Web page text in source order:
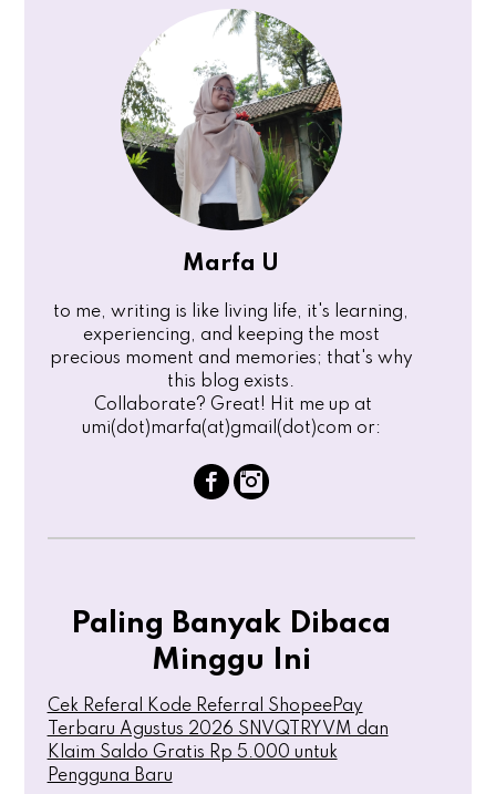
Marfa U
to me, writing is like living life, it's learning,
experiencing, and keeping the most
precious moment and memories; that's why
this blog exists.
Collaborate? Great! Hit me up at
umi(dot)marfa(at)gmail(dot)com or:
Paling Banyak Dibaca
Minggu Ini
Cek Referal Kode Referral ShopeePay
Terbaru Agustus 2026 SNVQTRYVM dan
Klaim Saldo Gratis Rp 5.000 untuk
Pengguna Baru